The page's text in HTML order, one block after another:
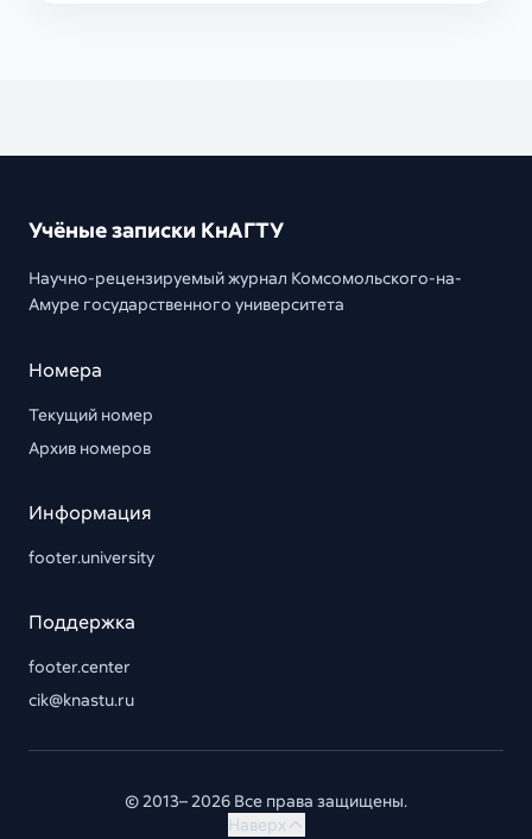
Учёные записки КнАГТУ
Научно-рецензируемый журнал Комсомольского-на-
Амуре государственного университета
Номера
Текущий номер
Архив номеров
Информация
footer.university
Поддержка
footer.center
cik@knastu.ru
© 2013– 2026 Все права защищены.
Наверх